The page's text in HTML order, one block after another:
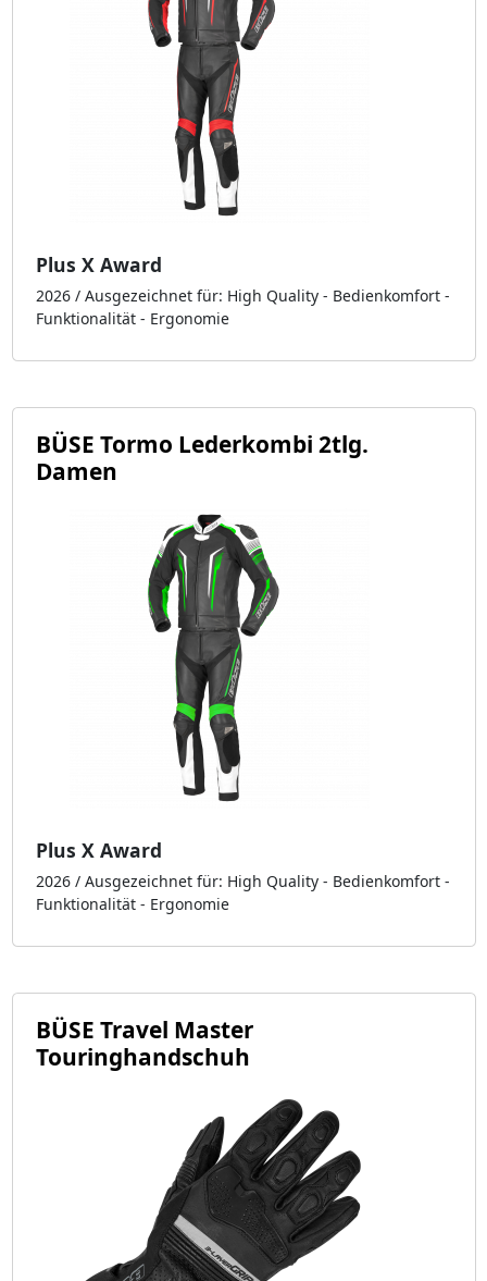
Plus X Award
2026 / Ausgezeichnet für: High Quality - Bedienkomfort -
Funktionalität - Ergonomie
BÜSE Tormo Lederkombi 2tlg.
Damen
Plus X Award
2026 / Ausgezeichnet für: High Quality - Bedienkomfort -
Funktionalität - Ergonomie
BÜSE Travel Master
Touringhandschuh